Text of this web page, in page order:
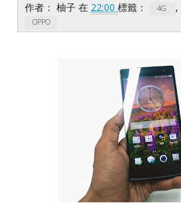
作者： 柚子 在 22:00 標籤： 4G ,
OPPO